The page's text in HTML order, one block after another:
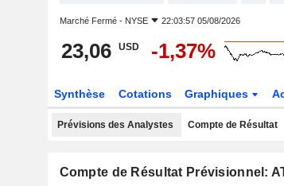
Marché Fermé - NYSE 22:03:57 05/08/2026
23,06 USD -1,37%
Synthèse Cotations Graphiques
Prévisions des Analystes Compte de Résultat
Compte de Résultat Prévisionnel: